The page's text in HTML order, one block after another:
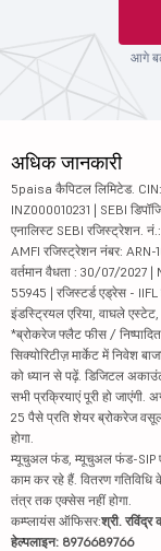
आगे
अधिक जानकारी
5paisa कैपिटल लिमिटेड.
INZ000010231 | SEBI
एनालिस्ट SEBI रजिस्ट्रेशन.
AMFI रजिस्ट्रेशन नंबर:
वर्तमान वैधता : 30/07/2027
55945 | रजिस्टर्ड एड्रेस -
इंडस्ट्रियल एरिया, वाघले
*ब्रोकरेज फ्लैट फीस /
सिक्योरिटीज़ मार्केट में निवेश
को ध्यान से पढ़ें. डिजिटल
सभी प्रक्रियाएं पूरी हो
25 पैसे प्रति शेयर ब्रोकरेज
होगा.
म्यूचुअल फंड, म्यूचुअल फंड-SIP
काम कर रहे हैं. वितरण
तंत्र तक एक्सेस नहीं होगा.
कम्प्लायंस ऑफिसर:श्री.
हेल्पलाइन: 8976689766